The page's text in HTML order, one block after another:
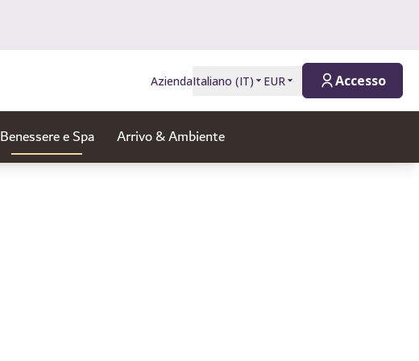
AziendaItaliano (IT) EUR Accesso
Benessere e Spa Arrivo & Ambiente